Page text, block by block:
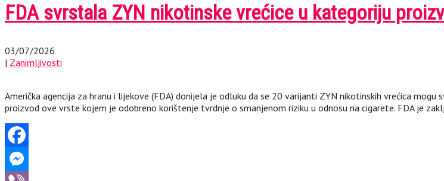
FDA svrstala ZYN nikotinske vrećice u kategoriju
03/07/2026
| Zanimljivosti
Američka agencija za hranu i lijekove (FDA) donijela je odluku da se 20 varijanti ZYN nikotinskih vrećica
proizvod ove vrste kojem je odobreno korištenje tvrdnje o smanjenom riziku u odnosu na cigarete. FDA je